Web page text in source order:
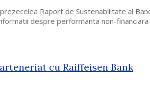
Raport de Sustenabilitate al
despre performanta non-
cu Raiffeisen Bank